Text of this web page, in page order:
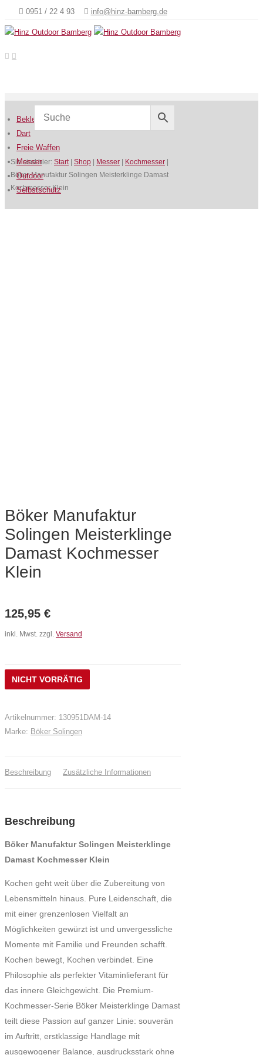
0951 / 22 4 93 info@hinz-bamberg.de
Sie sind hier: Start| Shop Messer Kochmesser
Böker Manufaktur Solingen Meisterklinge Damast
Kochmesser Klein
Bekleidung
Dart
Freie Waffen
Messer
Outdoor
Selbstschutz
Böker Manufaktur
Solingen Meisterklinge
Damast Kochmesser
Klein
125,95 €
inkl. Mwst. zzgl. Versand
NICHT VORRÄTIG
Artikelnummer: 130951DAM-14
Marke: Böker Solingen
Beschreibung Zusätzliche Informationen
Beschreibung
Böker Manufaktur Solingen Meisterklinge
Damast Kochmesser Klein
Kochen geht weit über die Zubereitung von
Lebensmitteln hinaus. Pure Leidenschaft, die
mit einer grenzenlosen Vielfalt an
Möglichkeiten gewürzt ist und unvergessliche
Momente mit Familie und Freunden schafft.
Kochen bewegt, Kochen verbindet. Eine
Philosophie als perfekter Vitaminlieferant für
das innere Gleichgewicht. Die Premium-
Kochmesser-Serie Böker Meisterklinge Damast
teilt diese Passion auf ganzer Linie: souverän
im Auftritt, erstklassige Handlage mit
ausgewogener Balance, ausdrucksstark ohne